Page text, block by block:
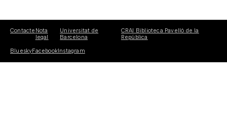
Contacte Nota
legal
Universitat de
Barcelona
CRAI Biblioteca Pavelló de la
República
BlueskyFacebook Instagram